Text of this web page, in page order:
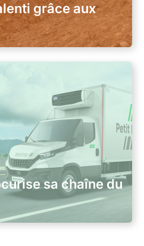
grâce aux
sa chaîne du